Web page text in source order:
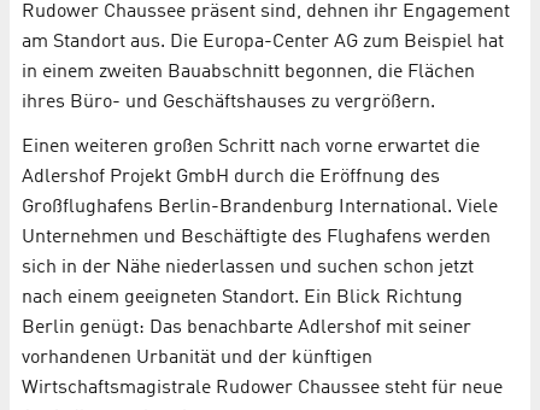
Rudower Chaussee präsent sind, dehnen ihr Engagement
am Standort aus. Die Europa-Center AG zum Beispiel hat
in einem zweiten Bauabschnitt begonnen, die Flächen
ihres Büro- und Geschäftshauses zu vergrößern.
Einen weiteren großen Schritt nach vorne erwartet die
Adlershof Projekt GmbH durch die Eröffnung des
Großflughafens Berlin-Brandenburg International. Viele
Unternehmen und Beschäftigte des Flughafens werden
sich in der Nähe niederlassen und suchen schon jetzt
nach einem geeigneten Standort. Ein Blick Richtung
Berlin genügt: Das benachbarte Adlershof mit seiner
vorhandenen Urbanität und der künftigen
Wirtschaftsmagistrale Rudower Chaussee steht für neue